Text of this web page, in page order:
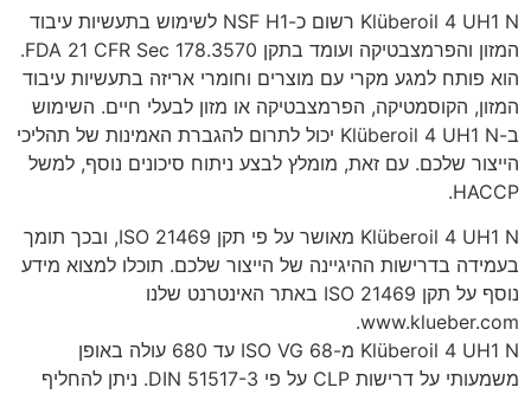
Klüberoil 4 UH1 N רשום כ-NSF H1 לשימוש בתעשיות עיבוד
המזון והפרמצבטיקה ועומד בתקן FDA 21 CFR Sec 178.3570.
הוא פותח למגע מקרי עם מוצרים וחומרי אריזה בתעשיות עיבוד
המזון, הקוסמטיקה, הפרמצבטיקה או מזון לבעלי חיים. השימוש
ב-Klüberoil 4 UH1 N יכול לתרום להגברת האמינות של תהליכי
הייצור שלכם. עם זאת, מומלץ לבצע ניתוח סיכונים נוסף, למשל
HACCP.
Klüberoil 4 UH1 N מאושר על פי תקן ISO 21469, ובכך תומך
בעמידה בדרישות ההיגיינה של הייצור שלכם. תוכלו למצוא מידע
נוסף על תקן ISO 21469 באתר האינטרנט שלנו
www.klueber.com.
Klüberoil 4 UH1 N מ-ISO VG 68 עד 680 עולה באופן
משמעותי על דרישות CLP על פי DIN 51517-3. ניתן להחליף